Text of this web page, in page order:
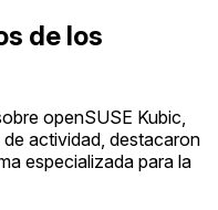
de los
openSUSE Kubic,
actividad, destacaron
especializada para la